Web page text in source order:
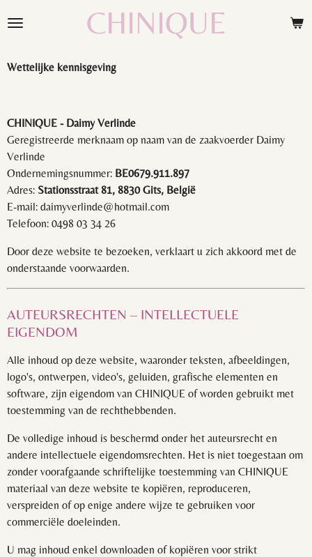
direct
de
CHINIQUE
Wettelijke kennisgeving
CHINIQUE - Daimy Verlinde
Geregistreerde merknaam op naam van de zaakvoerder Daimy
Verlinde
Ondernemingsnummer: BE0679.911.897
Adres: Stationsstraat 81, 8830 Gits, België
E-mail: daimyverlinde@hotmail.com
Telefoon: 0498 03 34 26
Door deze website te bezoeken, verklaart u zich akkoord met de
onderstaande voorwaarden.
AUTEURSRECHTEN – INTELLECTUELE
EIGENDOM
Alle inhoud op deze website, waaronder teksten, afbeeldingen,
logo's, ontwerpen, video's, geluiden, grafische elementen en
software, zijn eigendom van CHINIQUE of worden gebruikt met
toestemming van de rechthebbenden.
De volledige inhoud is beschermd onder het auteursrecht en
andere intellectuele eigendomsrechten. Het is niet toegestaan om
zonder voorafgaande schriftelijke toestemming van CHINIQUE
materiaal van deze website te kopiëren, reproduceren,
verspreiden of op enige andere wijze te gebruiken voor
commerciële doeleinden.
U mag inhoud enkel downloaden of kopiëren voor strikt